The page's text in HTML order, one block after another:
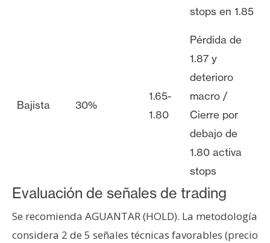
stops en 1.85
Bajista 30%
1.65-
1.80
Pérdida de
1.87 y
deterioro
macro /
Cierre por
debajo de
1.80 activa
stops
Evaluación de señales de trading
Se recomienda AGUANTAR (HOLD). La metodología
considera 2 de 5 señales técnicas favorables (precio